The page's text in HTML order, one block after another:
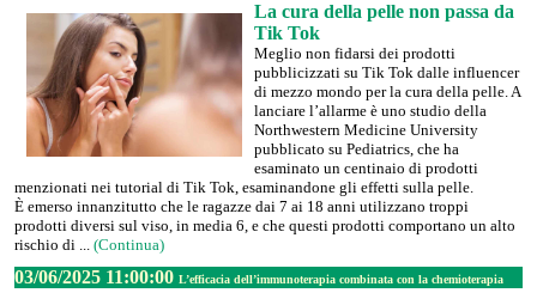
La cura della pelle non passa da
Tik Tok
Meglio non fidarsi dei prodotti
pubblicizzati su Tik Tok dalle influencer
di mezzo mondo per la cura della pelle. A
lanciare l’allarme è uno studio della
Northwestern Medicine University
pubblicato su Pediatrics, che ha
esaminato un centinaio di prodotti
menzionati nei tutorial di Tik Tok, esaminandone gli effetti sulla pelle.
È emerso innanzitutto che le ragazze dai 7 ai 18 anni utilizzano troppi
prodotti diversi sul viso, in media 6, e che questi prodotti comportano un alto
rischio di ... (Continua)
03/06/2025 11:00:00 L’efficacia dell’immunoterapia combinata con la chemioterapia